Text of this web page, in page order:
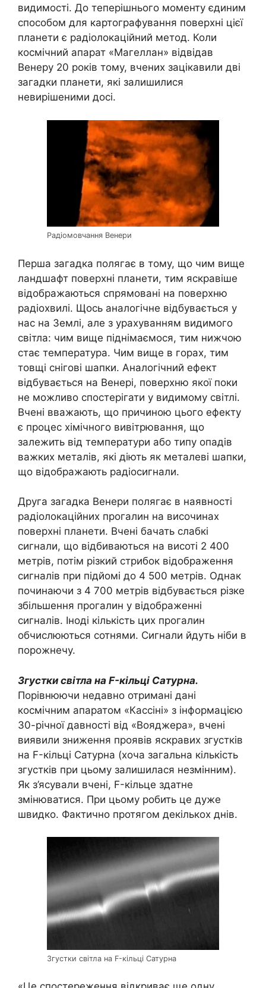
видимості. До теперішнього моменту єдиним
способом для картографування поверхні цієї
планети є радіолокаційний метод. Коли
космічний апарат «Магеллан» відвідав
Венеру 20 років тому, вчених зацікавили дві
загадки планети, які залишилися
невирішеними досі.
Радіомовчання Венери
Перша загадка полягає в тому, що чим вище
ландшафт поверхні планети, тим яскравіше
відображаються спрямовані на поверхню
радіохвилі. Щось аналогічне відбувається у
нас на Землі, але з урахуванням видимого
світла: чим вище піднімаємося, тим нижчою
стає температура. Чим вище в горах, тим
товщі снігові шапки. Аналогічний ефект
відбувається на Венері, поверхню якої поки
не можливо спостерігати у видимому світлі.
Вчені вважають, що причиною цього ефекту
є процес хімічного вивітрювання, що
залежить від температури або типу опадів
важких металів, які діють як металеві шапки,
що відображають радіосигнали.
Друга загадка Венери полягає в наявності
радіолокаційних прогалин на височинах
поверхні планети. Вчені бачать слабкі
сигнали, що відбиваються на висоті 2 400
метрів, потім різкий стрибок відображення
сигналів при підйомі до 4 500 метрів. Однак
починаючи з 4 700 метрів відбувається різке
збільшення прогалин у відображенні
сигналів. Іноді кількість цих прогалин
обчислюються сотнями. Сигнали йдуть ніби в
порожнечу.
Згустки світла на F-кільці Сатурна.
Порівнюючи недавно отримані дані
космічним апаратом «Кассіні» з інформацією
30-річної давності від «Вояджера», вчені
виявили зниження проявів яскравих згустків
на F-кільці Сатурна (хоча загальна кількість
згустків при цьому залишилася незмінним).
Як з’ясували вчені, F-кільце здатне
змінюватися. При цьому робить це дуже
швидко. Фактично протягом декількох днів.
Згустки світла на F-кільці Сатурна